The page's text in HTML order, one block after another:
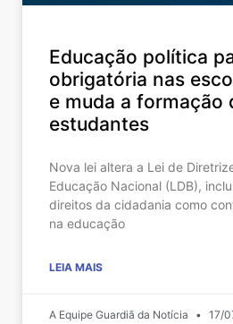
Educação política
obrigatória nas
e muda a formação
estudantes
Nova lei altera a Lei de
Educação Nacional (LDB),
direitos da cidadania como
na educação
LEIA MAIS
A Equipe Guardiã da Notícia 17/